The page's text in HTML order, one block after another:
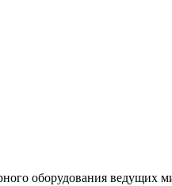
оборудования